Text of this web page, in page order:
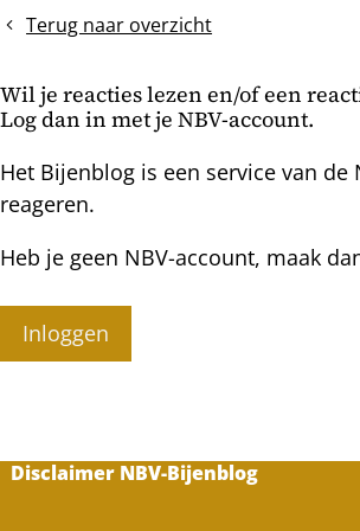
vanTerug naar overzicht
Wil je reacties lezen en/of een
Log dan in met je NBV-account.
Het Bijenblog is een service van
reageren.
Heb je geen NBV-account, maak
Inloggen
Disclaimer NBV-Bijenblog